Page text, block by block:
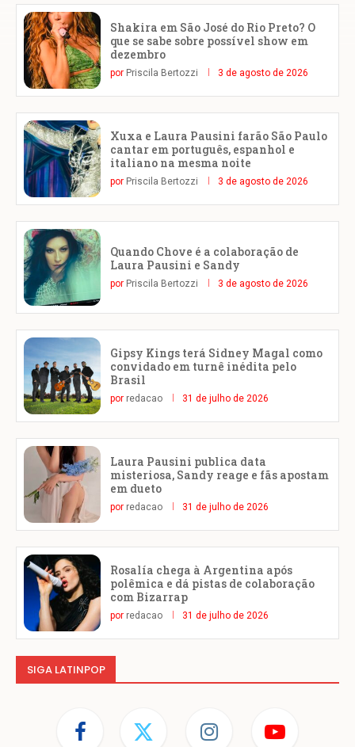
Shakira em São José do Rio Preto? O
que se sabe sobre possível show em
dezembro
por Priscila Bertozzi 3 de agosto de 2026
Xuxa e Laura Pausini farão São Paulo
cantar em português, espanhol e
italiano na mesma noite
por Priscila Bertozzi 3 de agosto de 2026
Quando Chove é a colaboração de
Laura Pausini e Sandy
por Priscila Bertozzi 3 de agosto de 2026
Gipsy Kings terá Sidney Magal como
convidado em turnê inédita pelo
Brasil
por redacao 31 de julho de 2026
Laura Pausini publica data
misteriosa, Sandy reage e fãs apostam
em dueto
por redacao 31 de julho de 2026
Rosalía chega à Argentina após
polêmica e dá pistas de colaboração
com Bizarrap
por redacao 31 de julho de 2026
SIGA LATINPOP